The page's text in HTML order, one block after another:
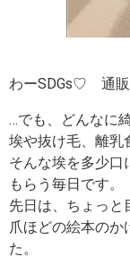
わーSDGs♡ 通販
…でも、どんなに
埃や抜け毛、離乳
そんな埃を多少口
もらう毎日です。
先日は、ちょっと
爪ほどの絵本のか
た。